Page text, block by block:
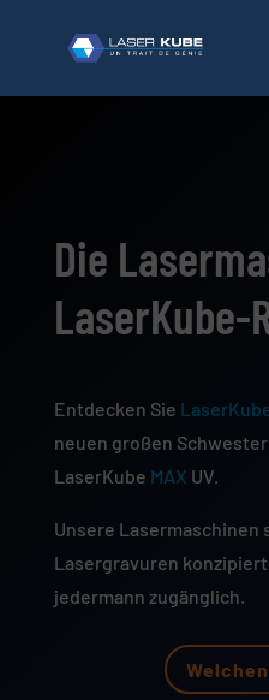
Die
LaserKube-
Entdecken Sie
neuen großen
LaserKube MAX UV.
Unsere
Lasergravuren
jedermann zugänglich.